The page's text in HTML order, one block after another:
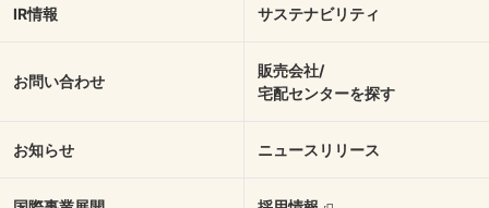
IR情報 サステナビリティ
お問い合わせ
販売会社/
宅配センターを探す
お知らせ ニュースリリース